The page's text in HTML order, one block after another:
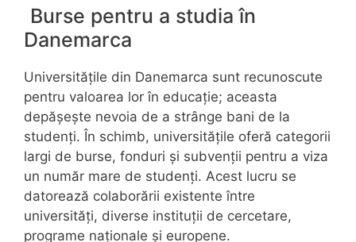
Burse pentru a studia în
Danemarca
Universitățile din Danemarca sunt recunoscute
pentru valoarea lor în educație; aceasta
depășește nevoia de a strânge bani de la
studenți. În schimb, universitățile oferă categorii
largi de burse, fonduri și subvenții pentru a viza
un număr mare de studenți. Acest lucru se
datorează colaborării existente între
universități, diverse instituții de cercetare,
programe naționale și europene.